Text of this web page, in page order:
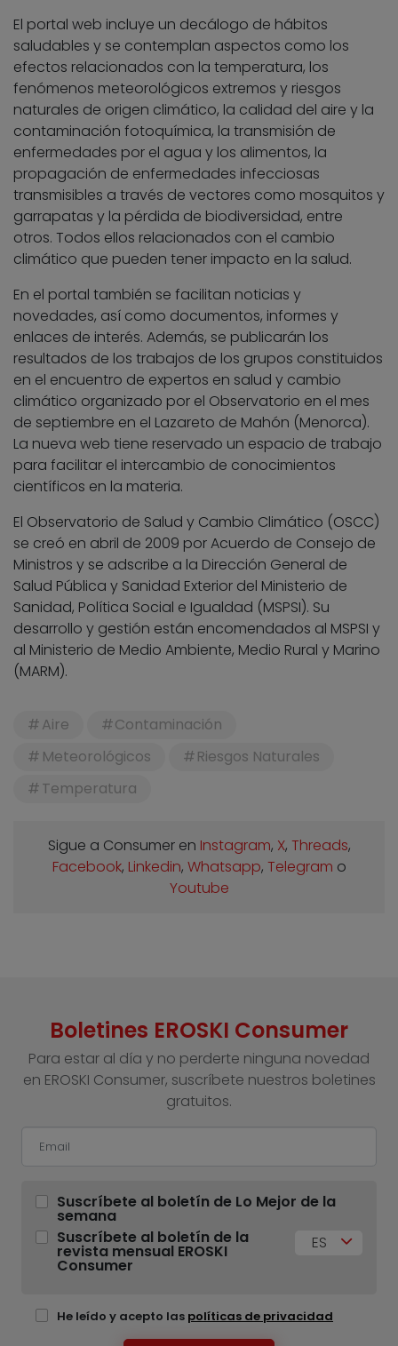
El portal web incluye un decálogo de hábitos
saludables y se contemplan aspectos como los
efectos relacionados con la temperatura, los
fenómenos meteorológicos extremos y riesgos
naturales de origen climático, la calidad del aire y la
contaminación fotoquímica, la transmisión de
enfermedades por el agua y los alimentos, la
propagación de enfermedades infecciosas
transmisibles a través de vectores como mosquitos y
garrapatas y la pérdida de biodiversidad, entre
otros. Todos ellos relacionados con el cambio
climático que pueden tener impacto en la salud.
En el portal también se facilitan noticias y
novedades, así como documentos, informes y
enlaces de interés. Además, se publicarán los
resultados de los trabajos de los grupos constituidos
en el encuentro de expertos en salud y cambio
climático organizado por el Observatorio en el mes
de septiembre en el Lazareto de Mahón (Menorca).
La nueva web tiene reservado un espacio de trabajo
para facilitar el intercambio de conocimientos
científicos en la materia.
El Observatorio de Salud y Cambio Climático (OSCC)
se creó en abril de 2009 por Acuerdo de Consejo de
Ministros y se adscribe a la Dirección General de
Salud Pública y Sanidad Exterior del Ministerio de
Sanidad, Política Social e Igualdad (MSPSI). Su
desarrollo y gestión están encomendados al MSPSI y
al Ministerio de Medio Ambiente, Medio Rural y Marino
(MARM).
Aire
Contaminación
Meteorológicos
Riesgos Naturales
Temperatura
Sigue a Consumer en Instagram, X, Threads,
Facebook, Linkedin, Whatsapp, Telegram o
Youtube
Boletines EROSKI Consumer
Para estar al día y no perderte ninguna novedad
en EROSKI Consumer, suscríbete nuestros boletines
gratuitos.
Suscríbete al boletín de Lo Mejor de la
semana
Suscríbete al boletín de la
revista mensual EROSKI
Consumer
ES
He leído y acepto las políticas de privacidad